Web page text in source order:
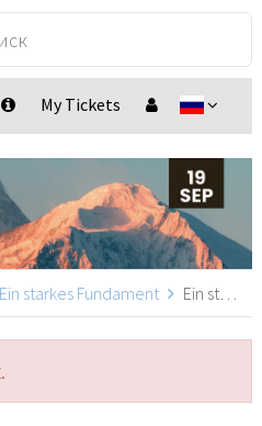
My Tickets
Ein starkes Fundament Ein starkes Fundament, Frankfurt a. M.